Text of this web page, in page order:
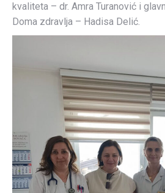
kvaliteta – dr. Amra Turanović i
Doma zdravlja – Hadisa Delić.